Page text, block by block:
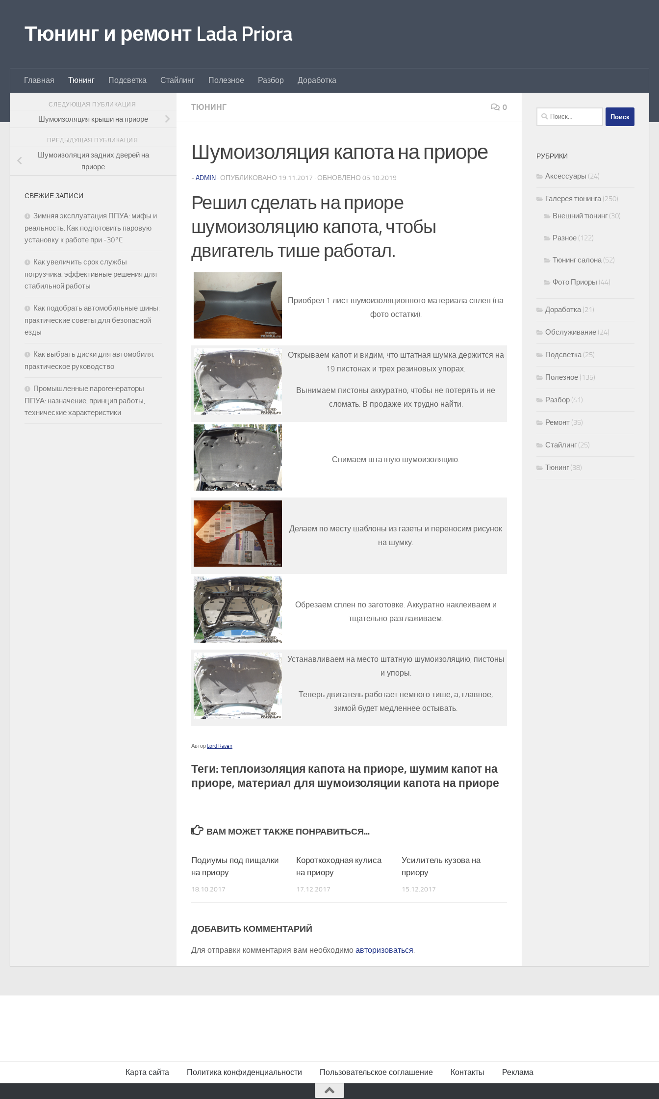
Тюнинг и ремонт Lada Priora
Главная Тюнинг Подсветка Стайлинг Полезное Разбор Доработка
ТЮНИНГ 0
Шумоизоляция капота на приоре
- ADMIN · ОПУБЛИКОВАНО 19.11.2017 · ОБНОВЛЕНО 05.10.2019
Решил сделать на приоре
шумоизоляцию капота, чтобы
двигатель тише работал.
Приобрел 1 лист шумоизоляционного материала сплен (на
фото остатки).
Открываем капот и видим, что штатная шумка держится на
19 пистонах и трех резиновых упорах.
Вынимаем пистоны аккуратно, чтобы не потерять и не
сломать. В продаже их трудно найти.
Снимаем штатную шумоизоляцию.
Делаем по месту шаблоны из газеты и переносим рисунок
на шумку.
Обрезаем сплен по заготовке. Аккуратно наклеиваем и
тщательно разглаживаем.
Устанавливаем на место штатную шумоизоляцию, пистоны
и упоры.
Теперь двигатель работает немного тише, а, главное,
зимой будет медленнее остывать.
Автор Lord Raven
Теги: теплоизоляция капота на приоре, шумим капот на
приоре, материал для шумоизоляции капота на приоре
ВАМ МОЖЕТ ТАКЖЕ ПОНРАВИТЬСЯ...
Подиумы под пищалки
на приору
18.10.2017
Короткоходная кулиса
на приору
17.12.2017
Усилитель кузова на
приору
15.12.2017
ДОБАВИТЬ КОММЕНТАРИЙ
Для отправки комментария вам необходимо авторизоваться.
СЛЕДУЮЩАЯ ПУБЛИКАЦИЯ
Шумоизоляция крыши на приоре
ПРЕДЫДУЩАЯ ПУБЛИКАЦИЯ
Шумоизоляция задних дверей на
приоре
СВЕЖИЕ ЗАПИСИ
Зимняя эксплуатация ППУА: мифы и
реальность. Как подготовить паровую
установку к работе при -30°C
Как увеличить срок службы
погрузчика: эффективные решения для
стабильной работы
Как подобрать автомобильные шины:
практические советы для безопасной
езды
Как выбрать диски для автомобиля:
практическое руководство
Промышленные парогенераторы
ППУА: назначение, принцип работы,
технические характеристики
Найти:
РУБРИКИ
Аксессуары (24)
Галерея тюнинга(250)
Внешний тюнинг (30)
Разное (122)
Тюнинг салона(52)
Фото Приоры (44)
Доработка(21)
Обслуживание (24)
Подсветка(25)
Полезное (135)
Разбор (41)
Ремонт (35)
Стайлинг (25)
Тюнинг (38)
Карта сайта Политика конфиденциальности Пользовательское соглашение Контакты Реклама